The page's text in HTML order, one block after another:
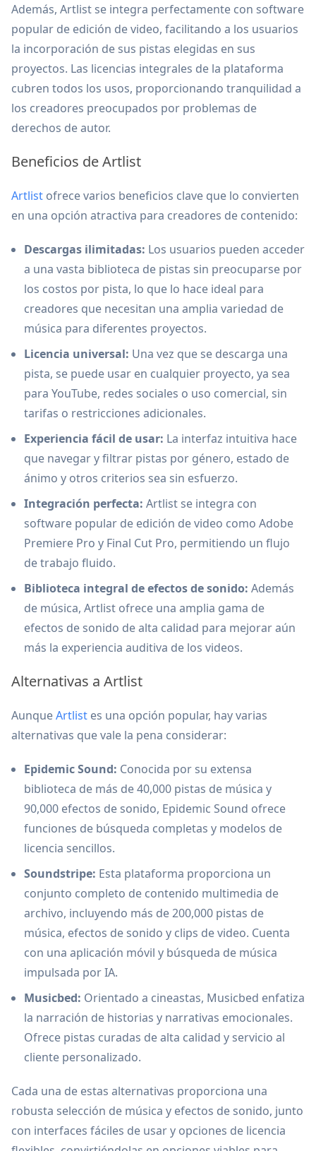
Además, Artlist se integra perfectamente con software
popular de edición de video, facilitando a los usuarios
la incorporación de sus pistas elegidas en sus
proyectos. Las licencias integrales de la plataforma
cubren todos los usos, proporcionando tranquilidad a
los creadores preocupados por problemas de
derechos de autor.
Beneficios de Artlist
Artlist ofrece varios beneficios clave que lo convierten
en una opción atractiva para creadores de contenido:
Descargas ilimitadas: Los usuarios pueden acceder
a una vasta biblioteca de pistas sin preocuparse por
los costos por pista, lo que lo hace ideal para
creadores que necesitan una amplia variedad de
música para diferentes proyectos.
Licencia universal: Una vez que se descarga una
pista, se puede usar en cualquier proyecto, ya sea
para YouTube, redes sociales o uso comercial, sin
tarifas o restricciones adicionales.
Experiencia fácil de usar: La interfaz intuitiva hace
que navegar y filtrar pistas por género, estado de
ánimo y otros criterios sea sin esfuerzo.
Integración perfecta: Artlist se integra con
software popular de edición de video como Adobe
Premiere Pro y Final Cut Pro, permitiendo un flujo
de trabajo fluido.
Biblioteca integral de efectos de sonido: Además
de música, Artlist ofrece una amplia gama de
efectos de sonido de alta calidad para mejorar aún
más la experiencia auditiva de los videos.
Alternativas a Artlist
AunqueArtlist es una opción popular, hay varias
alternativas que vale la pena considerar:
Epidemic Sound: Conocida por su extensa
biblioteca de más de 40,000 pistas de música y
90,000 efectos de sonido, Epidemic Sound ofrece
funciones de búsqueda completas y modelos de
licencia sencillos.
Soundstripe: Esta plataforma proporciona un
conjunto completo de contenido multimedia de
archivo, incluyendo más de 200,000 pistas de
música, efectos de sonido y clips de video. Cuenta
con una aplicación móvil y búsqueda de música
impulsada por IA.
Musicbed: Orientado a cineastas, Musicbed enfatiza
la narración de historias y narrativas emocionales.
Ofrece pistas curadas de alta calidad y servicio al
cliente personalizado.
Cada una de estas alternativas proporciona una
robusta selección de música y efectos de sonido, junto
con interfaces fáciles de usar y opciones de licencia